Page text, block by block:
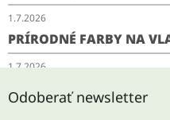
1.7.2026
PRÍRODNÉ FARBY NA
1.7.2026
SCHUDNITE ODKYSLENÍM
Odoberať newsletter